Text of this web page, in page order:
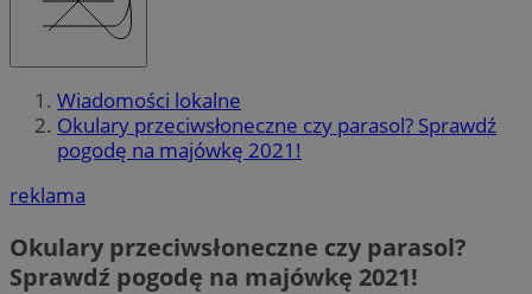
Wiadomości lokalne
Okulary przeciwsłoneczne czy parasol? Sprawdź
pogodę na majówkę 2021!
reklama
Okulary przeciwsłoneczne czy parasol?
Sprawdź pogodę na majówkę 2021!